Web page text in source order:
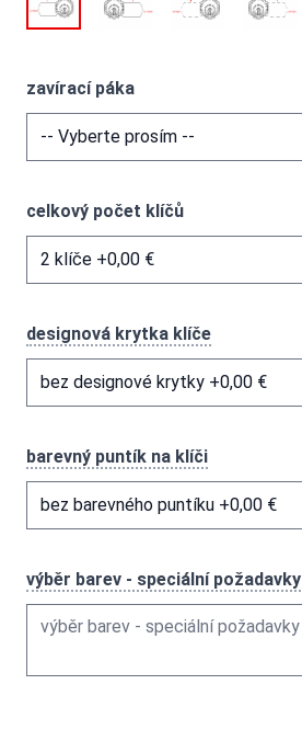
zavírací páka
celkový počet klíčů
designová krytka klíče
barevný puntík na klíči
výběr barev - speciální požadavky